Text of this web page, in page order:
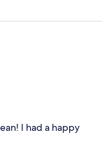
I had a happy